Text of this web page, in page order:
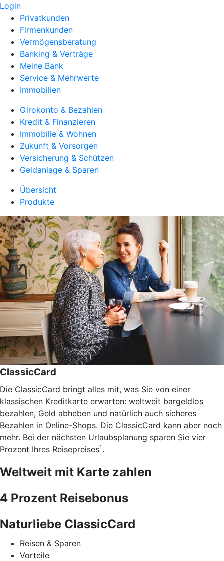
Login
Privatkunden
Firmenkunden
Vermögensberatung
Banking & Verträge
Meine Bank
Service & Mehrwerte
Immobilien
Girokonto & Bezahlen
Kredit & Finanzieren
Immobilie & Wohnen
Zukunft & Vorsorgen
Versicherung & Schützen
Geldanlage & Sparen
Übersicht
Produkte
ClassicCard
Die ClassicCard bringt alles mit, was Sie von einer
klassischen Kreditkarte erwarten: weltweit bargeldlos
bezahlen, Geld abheben und natürlich auch sicheres
Bezahlen in Online-Shops. Die ClassicCard kann aber noch
mehr. Bei der nächsten Urlaubsplanung sparen Sie vier
Prozent Ihres Reisepreises1 .
Weltweit mit Karte zahlen
4 Prozent Reisebonus
Naturliebe ClassicCard
Reisen & Sparen
Vorteile